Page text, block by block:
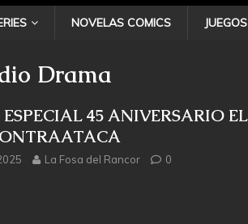
NOVELAS COMICS JUEGOS
Drama
ESPECIAL 45 ANIVERSARIO EL
La Fosa del Rancor 0